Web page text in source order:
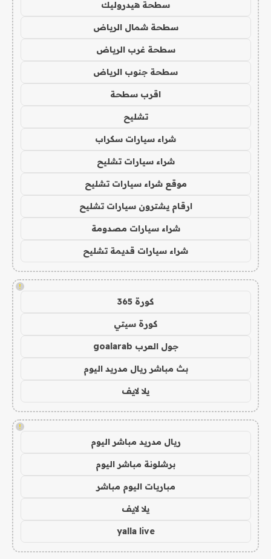
سطحة هيدروليك
سطحة شمال الرياض
سطحة غرب الرياض
سطحة جنوب الرياض
اقرب سطحة
تشليح
شراء سيارات سكراب
شراء سيارات تشليح
موقع شراء سيارات تشليح
ارقام يشترون سيارات تشليح
شراء سيارات مصدومة
شراء سيارات قديمة تشليح
!
كورة 365
كورة سيتي
جول العرب goalarab
بث مباشر ريال مدريد اليوم
يلا لايف
!
ريال مدريد مباشر اليوم
برشلونة مباشر اليوم
مباريات اليوم مباشر
يلا لايف
yalla live